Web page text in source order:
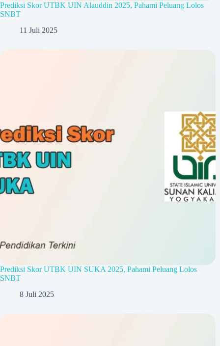
Prediksi Skor UTBK UIN Alauddin 2025, Pahami Peluang Lolos
SNBT
11 Juli 2025
Prediksi Skor UTBK UIN SUKA 2025, Pahami Peluang Lolos
SNBT
8 Juli 2025